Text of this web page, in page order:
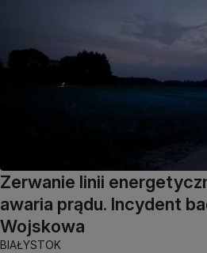
Zerwanie linii
awaria prądu. Incydent
Wojskowa
BIAŁYSTOK